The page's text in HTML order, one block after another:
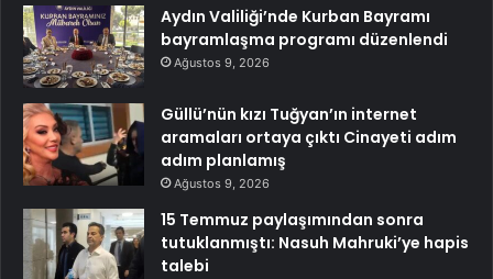
Aydın Valiliği’nde Kurban Bayramı
bayramlaşma programı düzenlendi
Ağustos 9, 2026
Güllü’nün kızı Tuğyan’ın internet
aramaları ortaya çıktı Cinayeti adım
adım planlamış
Ağustos 9, 2026
15 Temmuz paylaşımından sonra
tutuklanmıştı: Nasuh Mahruki’ye hapis
talebi